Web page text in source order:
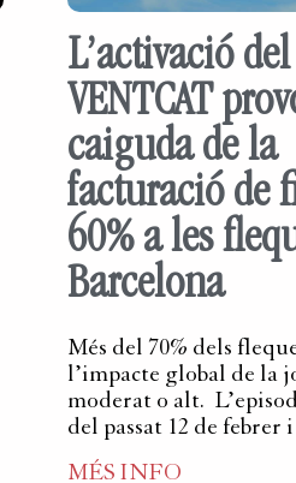
L’activació
VENTCAT
caiguda de la
facturació de
60% a les
Barcelona
Més del 70% dels
l’impacte global de la
moderat o alt.
del passat 12 de febrer i
MÉS INFO